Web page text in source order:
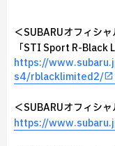
＜SUBARUオフィシ
「STI Sport R-
https://
s4/rblacklimited2/
＜SUBARUオフィシ
https://